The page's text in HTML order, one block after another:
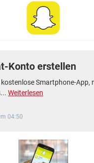
Konto erstellen
Smartphone-App,
Weiterlesen
04:50